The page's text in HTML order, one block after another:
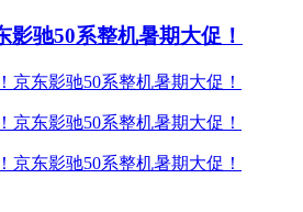
影驰50系整机暑期大促！